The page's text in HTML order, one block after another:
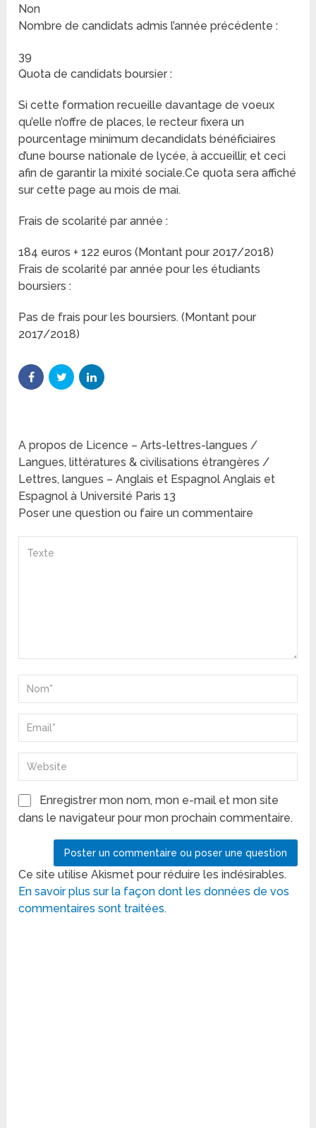
Non
Nombre de candidats admis l’année précédente :
39
Quota de candidats boursier :
Si cette formation recueille davantage de voeux
qu’elle n’offre de places, le recteur fixera un
pourcentage minimum decandidats bénéficiaires
d’une bourse nationale de lycée, à accueillir, et ceci
afin de garantir la mixité sociale.Ce quota sera affiché
sur cette page au mois de mai.
Frais de scolarité par année :
184 euros + 122 euros (Montant pour 2017/2018)
Frais de scolarité par année pour les étudiants
boursiers :
Pas de frais pour les boursiers. (Montant pour
2017/2018)
A propos de Licence – Arts-lettres-langues /
Langues, littératures & civilisations étrangères /
Lettres, langues – Anglais et Espagnol Anglais et
Espagnol à Université Paris 13
Poser une question ou faire un commentaire
Enregistrer mon nom, mon e-mail et mon site
dans le navigateur pour mon prochain commentaire.
Ce site utilise Akismet pour réduire les indésirables.
En savoir plus sur la façon dont les données de vos
commentaires sont traitées.